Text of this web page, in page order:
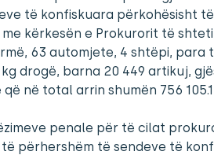
të konfiskuara përkohësisht të
kërkesën e Prokurorit të
63 automjete, 4 shtëpi, para
kg drogë, barna 20 449 artikuj,
në total arrin shumën 756
penale për të cilat
përhershëm të sendeve të